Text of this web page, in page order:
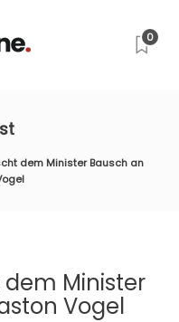
0
dem Minister Bausch an
Minister
Vogel